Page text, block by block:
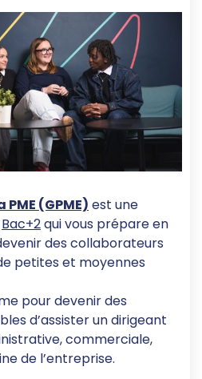
(GPME) est une
Bac+2qui vous prépare en
des collaborateurs
petites et moyennes
pour devenir des
d’assister un dirigeant
commerciale,
de l’entreprise.